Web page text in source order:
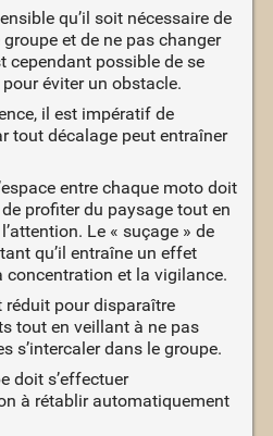
qu’il soit nécessaire de
et de ne pas changer
cependant possible de se
éviter un obstacle.
il est impératif de
tout décalage peut entraîner
entre chaque moto doit
profiter du paysage tout en
Le « suçage » de
qu’il entraîne un effet
et la vigilance.
réduit pour disparaître
tout en veillant à ne pas
s’intercaler dans le groupe.
doit s’effectuer
à rétablir automatiquement